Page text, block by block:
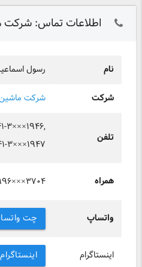
اطلاعات تماس: شرکت
نام رسول
شرکت شرکت ماشین
تلفن
۰۴۱-
۰۴۱-
همراه
واتساپ چت
اینستاگرام اینستاگرام